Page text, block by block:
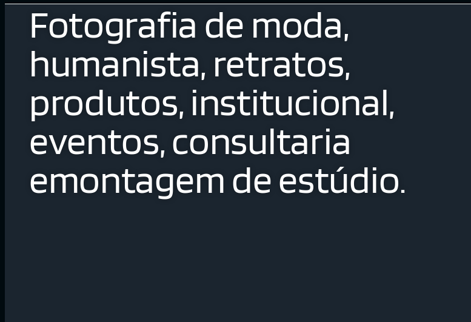
Fotografia de moda,
humanista, retratos,
produtos, institucional,
eventos, consultaria
emontagem de estúdio.